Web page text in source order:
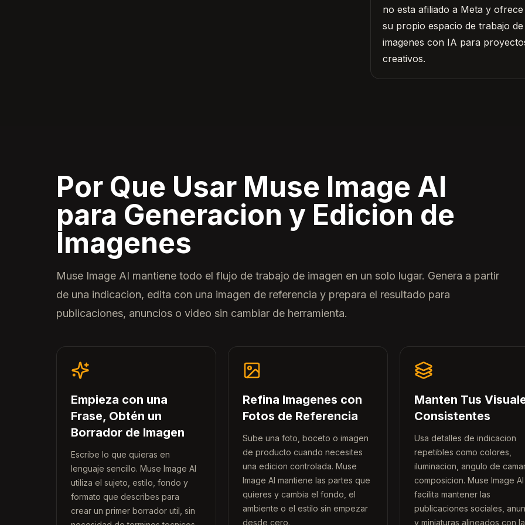
no esta afiliado a Meta y ofrece
su propio espacio de trabajo de
imagenes con IA para
creativos.
Por Que Usar Muse Image AI
para Generacion y Edicion de
Imagenes
Muse Image AI mantiene todo el flujo de trabajo de imagen en un solo lugar. Genera a partir
de una indicacion, edita con una imagen de referencia y prepara el resultado para
publicaciones, anuncios o video sin cambiar de herramienta.
Empieza con una
Frase, Obtén un
Borrador de Imagen
Escribe lo que quieras en
lenguaje sencillo. Muse Image AI
utiliza el sujeto, estilo, fondo y
formato que describes para
crear un primer borrador util, sin
Refina Imagenes con
Fotos de Referencia
Sube una foto, boceto o imagen
de producto cuando necesites
una edicion controlada. Muse
Image AI mantiene las partes que
quieres y cambia el fondo, el
ambiente o el estilo sin empezar
desde cero.
Manten Tus
Consistentes
Usa detalles de indicacion
repetibles como colores,
iluminacion, angulo de
composicion. Muse Image AI
facilita mantener las
publicaciones sociales,
y miniaturas alineados con la